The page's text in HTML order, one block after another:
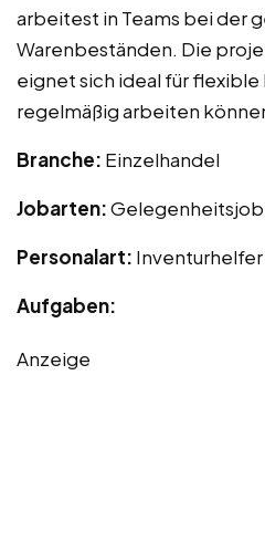
arbeitest in Teams bei der
Warenbeständen. Die
eignet sich ideal für
regelmäßig arbeiten
Branche: Einzelhandel
Jobarten:Gelegenheitsjob
Personalart: Inventurhelfer
Aufgaben:
Anzeige